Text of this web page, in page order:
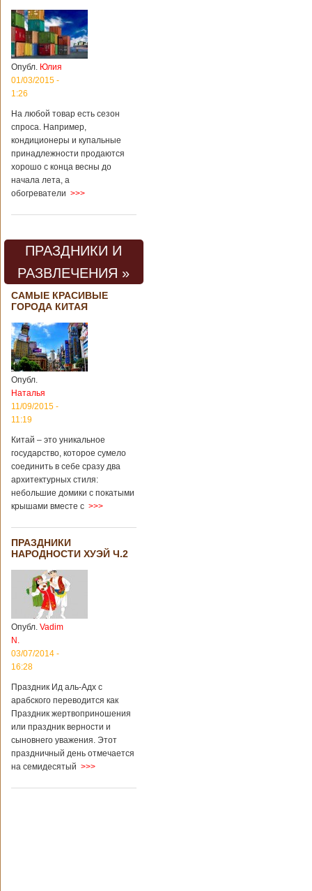
Опубл. Юлия
01/03/2015 -
1:26
На любой товар есть сезон
спроса. Например,
кондиционеры и купальные
принадлежности продаются
хорошо с конца весны до
начала лета, а
обогреватели >>>
ПРАЗДНИКИ И
РАЗВЛЕЧЕНИЯ »
САМЫЕ КРАСИВЫЕ
ГОРОДА КИТАЯ
Опубл.
Наталья
11/09/2015 -
11:19
Китай – это уникальное
государство, которое сумело
соединить в себе сразу два
архитектурных стиля:
небольшие домики с покатыми
крышами вместе с >>>
ПРАЗДНИКИ
НАРОДНОСТИ ХУЭЙ Ч.2
Опубл. Vadim
N.
03/07/2014 -
16:28
Праздник Ид аль-Адх с
арабского переводится как
Праздник жертвоприношения
или праздник верности и
сыновнего уважения. Этот
праздничный день отмечается
на семидесятый >>>